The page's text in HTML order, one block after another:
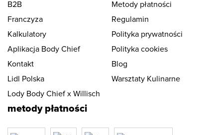
B2B
Metody płatności
Franczyza
Regulamin
Kalkulatory
Polityka prywatności
Aplikacja Body Chief
Polityka cookies
Kontakt
Blog
Lidl Polska
Warsztaty Kulinarne
Lody Body Chief x Willisch
metody płatności